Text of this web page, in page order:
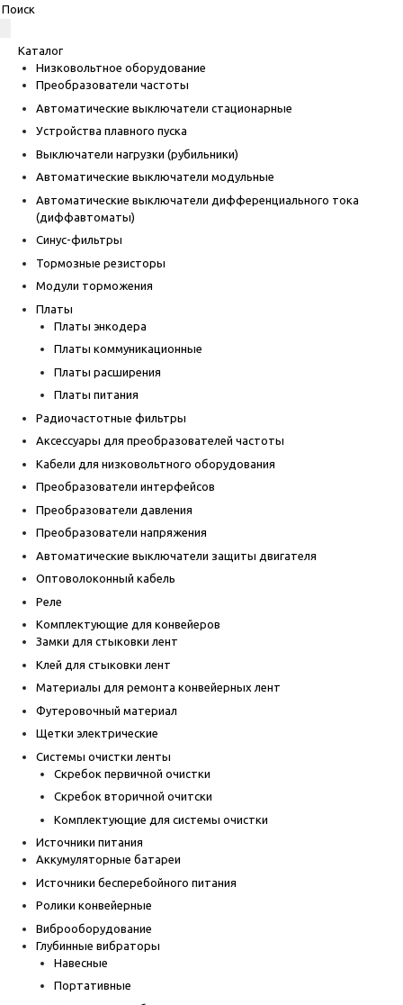
Каталог
Низковольтное оборудование
Преобразователи частоты
Автоматические выключатели стационарные
Устройства плавного пуска
Выключатели нагрузки (рубильники)
Автоматические выключатели модульные
Автоматические выключатели дифференциального тока
(диффавтоматы)
Синус-фильтры
Тормозные резисторы
Модули торможения
Платы
Платы энкодера
Платы коммуникационные
Платы расширения
Платы питания
Радиочастотные фильтры
Аксессуары для преобразователей частоты
Кабели для низковольтного оборудования
Преобразователи интерфейсов
Преобразователи давления
Преобразователи напряжения
Автоматические выключатели защиты двигателя
Оптоволоконный кабель
Реле
Комплектующие для конвейеров
Замки для стыковки лент
Клей для стыковки лент
Материалы для ремонта конвейерных лент
Футеровочный материал
Щетки электрические
Системы очистки ленты
Скребок первичной очистки
Скребок вторичной очитски
Комплектующие для системы очистки
Источники питания
Аккумуляторные батареи
Источники бесперебойного питания
Ролики конвейерные
Виброоборудование
Глубинные вибраторы
Навесные
Портативные